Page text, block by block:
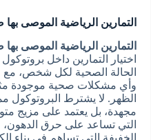
التمارين الرياضية الموصى
التمارين الرياضية الموصى
الحالة الصحية لكل شخص، مع
وأي مشكلات صحية موجودة
الظهر. لا يشترط البروتوكول
مجهدة، بل يعتمد على مزيج
التي تساعد على حرق الدهون،